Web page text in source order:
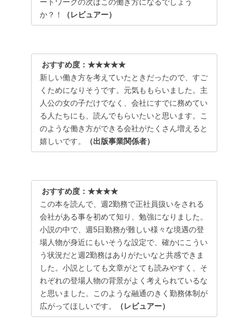
ートワークの次はこの働き方になるでしょう
か？！
（レビュアー）
おすすめ度：★★★★★
新しい働き方を考えていたときだったので、すご
くためになりそうです。元気ももらいました。主
人公の女の子だけでなく、会社にすでに務めてい
る人たちにも、読んでもらいたいと思います。こ
のような働き方ができる会社がたくさん増えると
嬉しいです。
（出版事業関係者）
おすすめ度：★★★★
この本を読んで、週2勤務で正社員扱いをされる
会社がある事を初めて知り、勉強になりました。
小説の中で、週5日勤務が難しい様々な境遇の登
場人物が身近にもいそうな設定で、確かにこうい
う状況だと週2勤務はありがたいなと共感できま
した。小説としても文章がとても読みやすく、そ
れぞれの登場人物の背景がよく考えられているな
と思いました。このような融通のきく勤務体制が
広がってほしいです。
（レビュアー）